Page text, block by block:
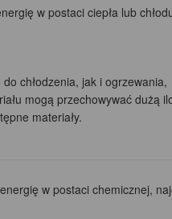
w postaci ciepła lub
chłodzenia, jak i ogrzewania,
mogą przechowywać dużą
materiały.
w postaci chemicznej,